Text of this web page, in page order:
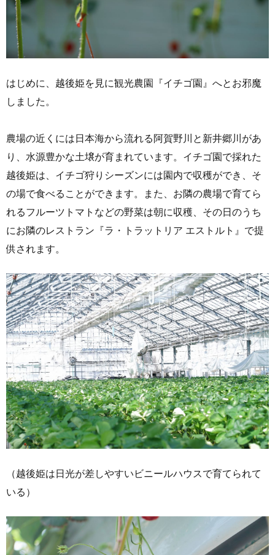
はじめに、越後姫を見に観光農園『イチゴ園』 へとお邪魔
しました。
農場の近くには日本海から流れる阿賀野川と新井郷川があ
り、水源豊かな土壌が育まれています。イチゴ園で採れた
越後姫は、イチゴ狩りシーズンには園内で収穫ができ、そ
の場で食べることができます。また、お隣の農場で育てら
れるフルーツトマトなどの野菜は朝に収穫、その日のうち
にお隣のレストラン『ラ・トラットリア エストルト』で提
供されます。
（越後姫は日光が差しやすいビニールハウスで育てられて
いる）